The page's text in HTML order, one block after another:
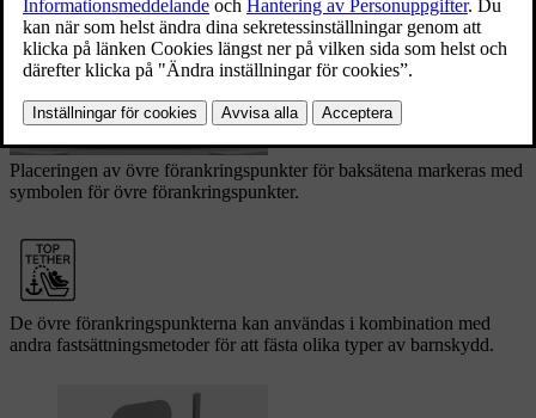
Placeringen av övre förankringspunkter för baksätena markeras med
symbolen för övre förankringspunkter.
De övre förankringspunkterna kan användas i kombination med
andra fastsättningsmetoder för att fästa olika typer av barnskydd.